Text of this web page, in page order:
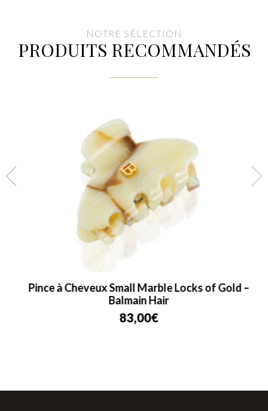
NOTRE SÉLECTION
PRODUITS RECOMMANDÉS
Pince à Cheveux Small Marble Locks of Gold –
Balmain Hair
83,00€